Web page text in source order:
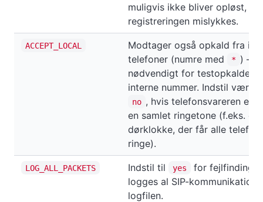
muligvis ikke bliver opløst, og
registreringen mislykkes.
ACCEPT_LOCAL
Modtager også opkald fra
telefoner (numre med
* ) –
nødvendigt for testopkaldet
interne nummer. Indstil
no , hvis telefonsvareren er
en samlet ringetone (f.eks. en
dørklokke, der får alle
ringe).
LOG_ALL_PACKETS Indstil til yes
for fejlfinding:
logges al SIP-kommunikation i
logfilen.